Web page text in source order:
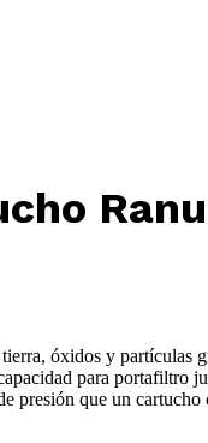
óxidos y partículas
para portafiltro
presión que un cartucho